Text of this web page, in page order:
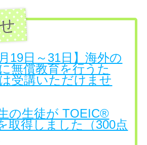
月19日～31日】海外の
無償教育を行うた
受講いただけませ
の生徒が TOEIC®
取得しました（300点